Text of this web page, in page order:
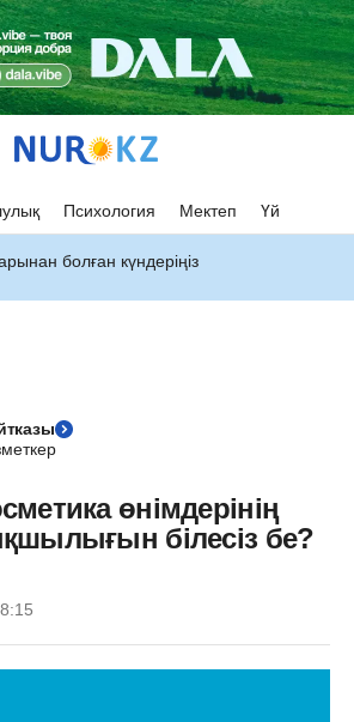
Психология Мектеп Үй
болған күндеріңіз
өнімдерінің
білесіз бе?